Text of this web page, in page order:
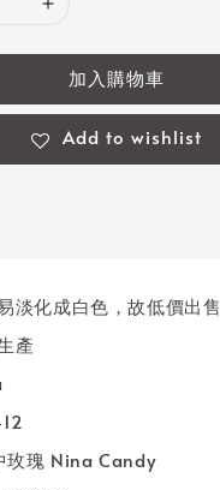
加入購物車
Add to wishlist
淡化成白色，故低價出售
產
玫瑰 Nina Candy